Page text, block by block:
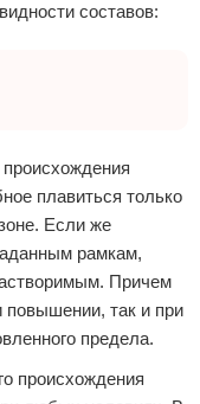
составов:
плавиться только
Если же
рамкам,
Причем
повышении, так и при
предела.
происхождения